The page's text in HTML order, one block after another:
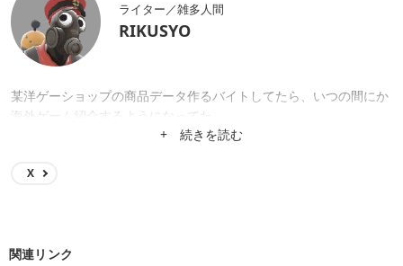
ライター／雑多人間
RIKUSYO
某洋ゲーショップの商品データ作るバイトしてたら、いつの間にか
海外ゲーム紹介するようになってた。
+ 続きを読む
X
関連リンク